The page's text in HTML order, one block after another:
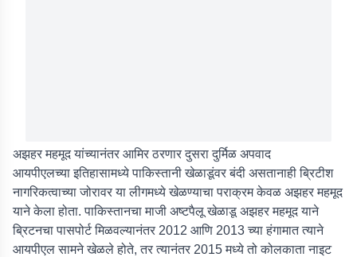
अझहर महमूद यांच्यानंतर आमिर ठरणार दुसरा दुर्मिळ अपवाद
आयपीएलच्या इतिहासामध्ये पाकिस्तानी खेळाडूंवर बंदी असतानाही ब्रिटीश
नागरिकत्वाच्या जोरावर या लीगमध्ये खेळण्याचा पराक्रम केवळ अझहर महमूद
याने केला होता. पाकिस्तानचा माजी अष्टपैलू खेळाडू अझहर महमूद याने
ब्रिटनचा पासपोर्ट मिळवल्यानंतर 2012 आणि 2013 च्या हंगामात त्याने
आयपीएल सामने खेळले होते, तर त्यानंतर 2015 मध्ये तो कोलकाता नाइट